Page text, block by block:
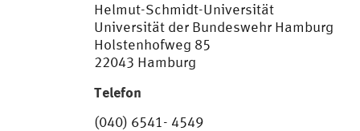
Helmut-Schmidt-Universität
Universität der Bundeswehr Hamburg
Holstenhofweg 85
22043 Hamburg
Telefon
(040) 6541- 4549